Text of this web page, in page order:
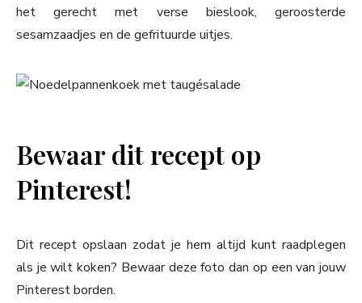
het gerecht met verse bieslook, geroosterde
sesamzaadjes en de gefrituurde uitjes.
Bewaar dit recept op
Pinterest!
Dit recept opslaan zodat je hem altijd kunt raadplegen
als je wilt koken? Bewaar deze foto dan op een van jouw
Pinterest borden.